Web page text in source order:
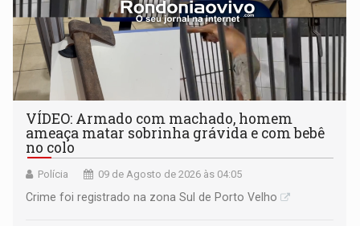
VÍDEO: Armado com machado, homem
ameaça matar sobrinha grávida e com bebê
no colo
Polícia 09 de Agosto de 2026 às 04:05
Crime foi registrado na zona Sul de Porto Velho